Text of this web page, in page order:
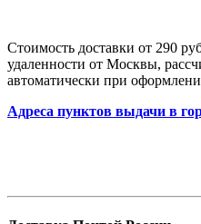
Стоимость доставки от 290
удаленности от Москвы,
автоматически при
Адреса пунктов выдачи в